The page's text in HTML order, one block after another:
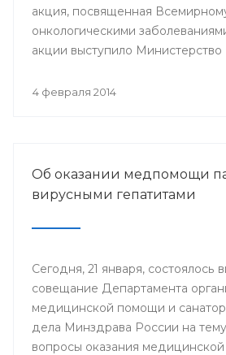
акция, посвященная
онкологическими
акции выступило Министерство
4 февраля 2014
Об оказании медпомощи
вирусными гепатитами
Сегодня, 21 января, состоялось
совещание Департамента
медицинской помощи и
дела Минздрава России на
вопросы оказания